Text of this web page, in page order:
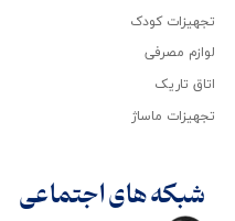
تجهیزات کودک
لوازم مصرفی
اتاق تاریک
تجهیزات ماساژ
شبکه های اجتماعی